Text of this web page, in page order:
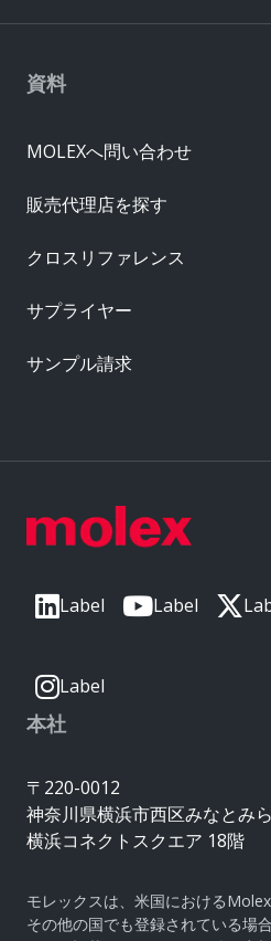
Label Label
Label
本社
〒220-0012
神奈川県横浜市西区みなとみ
横浜コネクトスクエア 18階
モレックスは、米国における
その他の国でも登録されている場
資料
MOLEXへ問い合わせ
販売代理店を探す
クロスリファレンス
サプライヤー
サンプル請求